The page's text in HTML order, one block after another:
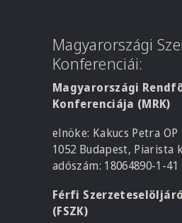
Magyarországi
Konferenciái:
Magyarországi
Konferenciája (MRK)
elnöke: Kakucs Petra OP
1052 Budapest, Piarista
adószám: 18064890-1-41
Férfi
(FSZK)